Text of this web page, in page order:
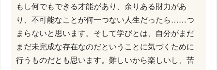
もし何でもできる才能があり、余りある財力があ
り、不可能なことが何一つない人生だったら……つ
まらないと思います。そして学びとは、自分がまだ
まだ未完成な存在なのだということに気づくために
行うものだとも思います。難しいから楽しいし、苦